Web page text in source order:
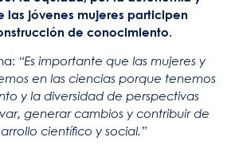
las jóvenes mujeres participen
de conocimiento.
“Es importante que las mujeres y
en las ciencias porque tenemos
y la diversidad de perspectivas
generar cambios y contribuir de
científico y social.”